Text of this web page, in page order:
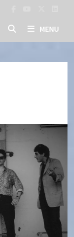
MENU